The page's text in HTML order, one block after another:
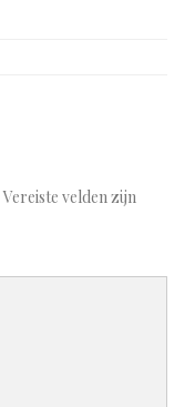
Vereiste velden zijn